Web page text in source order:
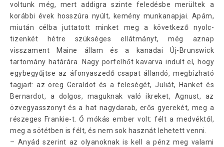
voltunk még, mert addigra szinte feledésbe merültek a
korábbi évek hosszúra nyúlt, kemény munkanapjai. Apám,
miután célba juttatott minket meg a következő nyolc-
tizenkét hétre szükséges ellátmányt, még aznap
visszament Maine állam és a kanadai Új-Brunswick
tartomány határára. Nagy porfelhőt kavarva indult el, hogy
egybegyűjtse az áfonyaszedő csapat állandó, megbízható
tagjait: az öreg Geraldot és a feleségét, Juliát, Hanket és
Bernardot, a dolgos, maguknak való ikreket, Agnust, az
özvegyasszonyt és a hat nagydarab, erős gyerekét, meg a
részeges Frankie-t. Ő mókás ember volt: félt a medvéktől,
meg a sötétben is félt, és nem sok hasznát lehetett venni.
– Anyád szerint az olyanoknak is kell a pénz meg valami